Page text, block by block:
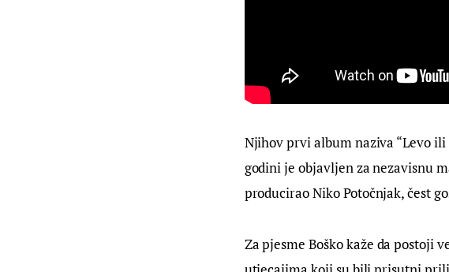
Njihov prvi album naziva “Levo
godini je objavljen za nezavisnu
producirao Niko Potočnjak, čest
Za pjesme Boško kaže da postoji